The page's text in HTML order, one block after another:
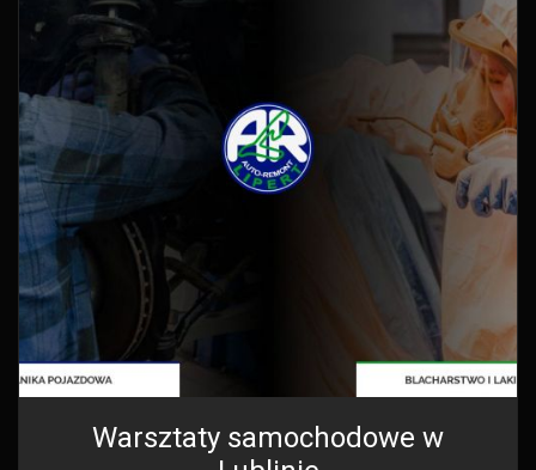
Warsztaty samochodowe w